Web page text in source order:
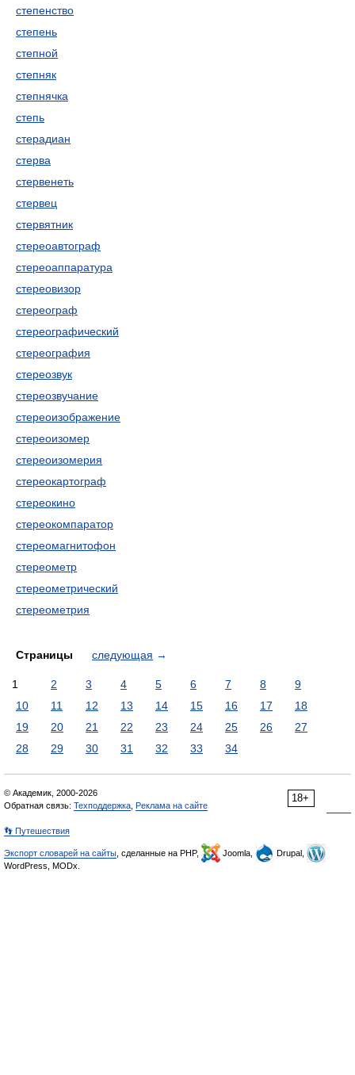
степенство
степень
степной
степняк
степнячка
степь
стерадиан
стерва
стервенеть
стервец
стервятник
стереоавтограф
стереоаппаратура
стереовизор
стереограф
стереографический
стереография
стереозвук
стереозвучание
стереоизображение
стереоизомер
стереоизомерия
стереокартограф
стереокино
стереокомпаратор
стереомагнитофон
стереометр
стереометрический
стереометрия
Страницы следующая →
1 2 3 4 5 6 7 8
9
10
11 12 13 14 15 16 17
18
19
20 21 22 23 24 25 26
27
28
29 30 31 32 33 34
18+
© Академик, 2000-2026
Обратная связь: Техподдержка Реклама на сайте
👣 Путешествия
Экспорт словарей на сайты , сделанные на PHP, Joomla,
Drupal,
WordPress, MODx.